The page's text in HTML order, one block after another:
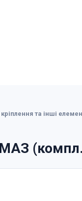
та інші